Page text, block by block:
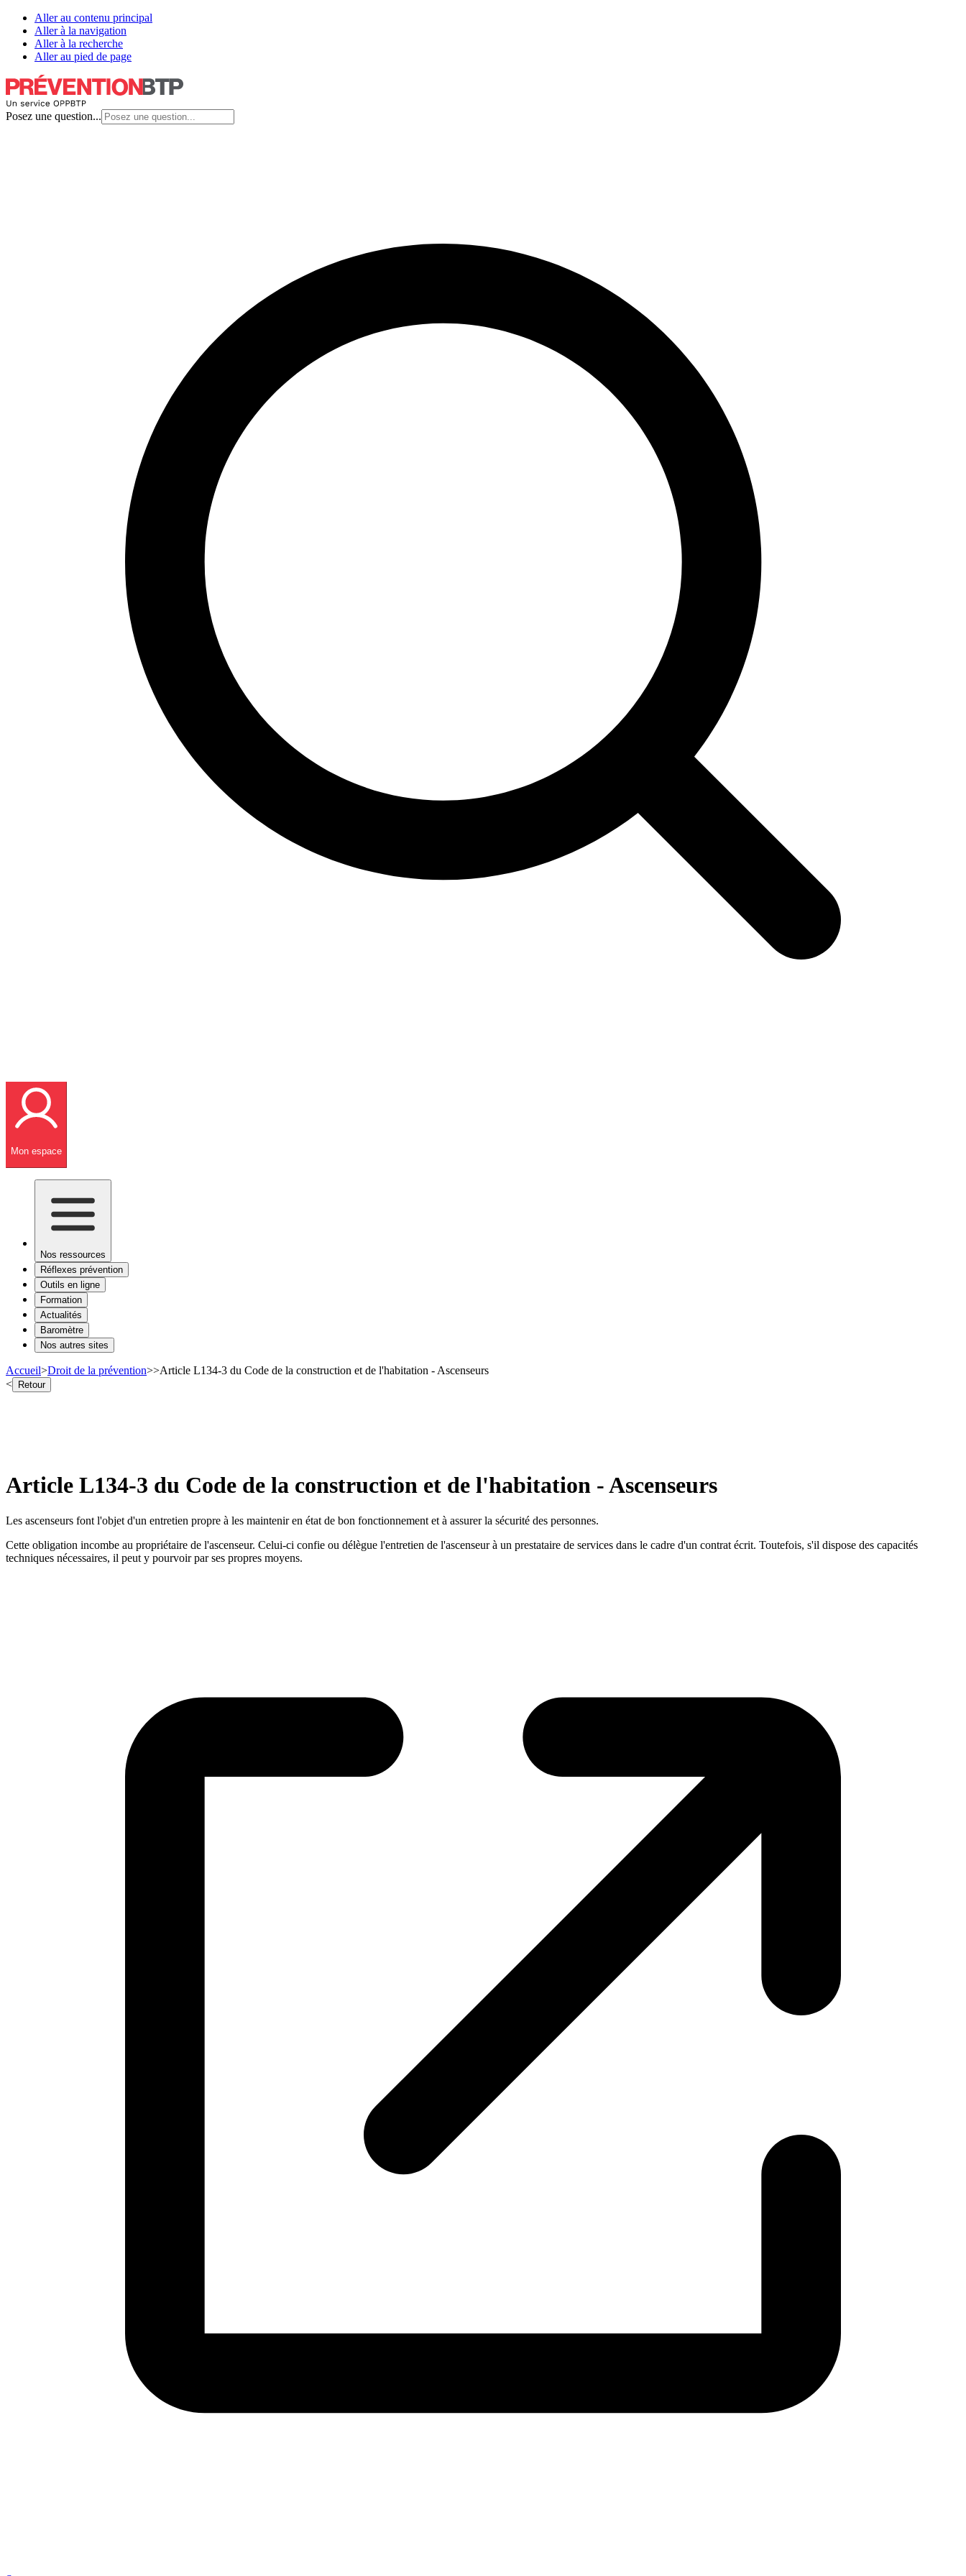
Aller au contenu principal
Aller à la navigation
Aller à la recherche
Aller au pied de page
Posez une question...
Mon espace
Nos ressources
Réflexes prévention
Outils en ligne
Formation
Actualités
Baromètre
Nos autres sites
Accueil>Droit de la prévention>>Article L134-3 du Code de la construction et de l'habitation - Ascenseurs
< Retour
Article L134-3 du Code de la construction et de l'habitation - Ascenseurs
Les ascenseurs font l'objet d'un entretien propre à les maintenir en état de bon fonctionnement et à assurer la sécurité des personnes.
Cette obligation incombe au propriétaire de l'ascenseur. Celui-ci confie ou délègue l'entretien de l'ascenseur à un prestataire de services dans le cadre d'un contrat écrit. Toutefois, s'il dispose des capacités
techniques nécessaires, il peut y pourvoir par ses propres moyens.